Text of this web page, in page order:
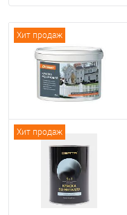
Хит продаж
Хит продаж